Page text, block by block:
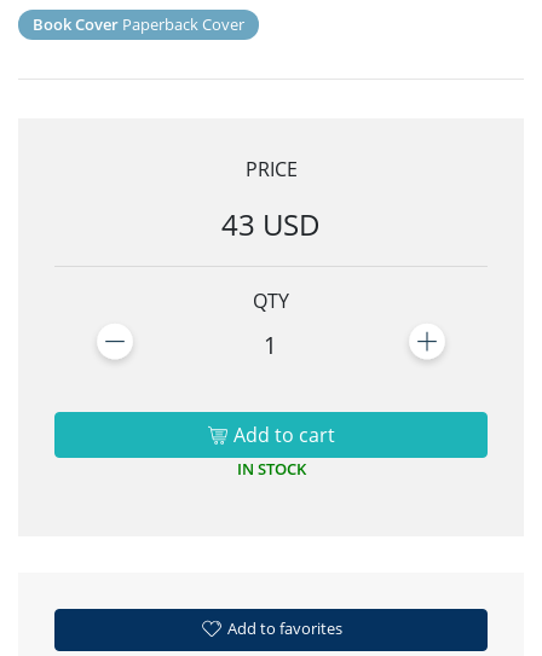
Book Cover Paperback Cover
PRICE
43 USD
QTY
1
Add to cart
IN STOCK
Add to favorites